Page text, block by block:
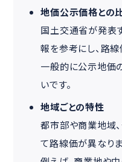
地価公示価格との
国土交通省が発表
報を参考にし、路
一般的に公示地価
いです。
地域ごとの特性
都市部や商業地域
て路線価が異なりま